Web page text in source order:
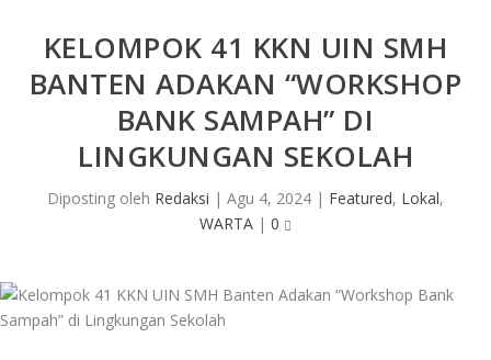
KELOMPOK 41 KKN UIN SMH
BANTEN ADAKAN “WORKSHOP
BANK SAMPAH” DI
LINGKUNGAN SEKOLAH
Diposting oleh Redaksi | Agu 4, 2024 | Featured, Lokal,
WARTA | 0